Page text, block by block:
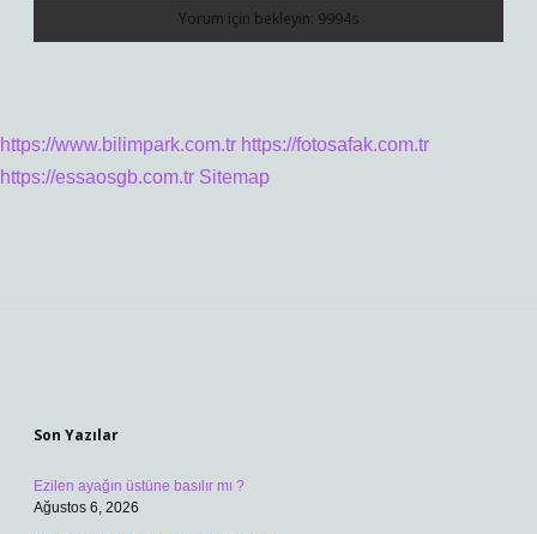
https://www.bilimpark.com.tr https://fotosafak.com.tr
https://essaosgb.com.tr Sitemap
Son Yazılar
Ezilen ayağın üstüne basılır mı ?
Ağustos 6, 2026